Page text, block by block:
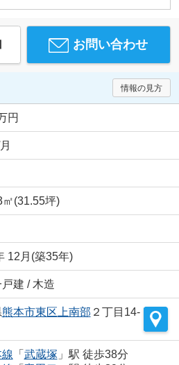
お問い合わせ
情報の見方
円
㎡(31.55坪)
12月(築35年)
建 / 木造
熊本市東区 上南部 ２丁目14-
「 武蔵塚 」駅 徒歩38分